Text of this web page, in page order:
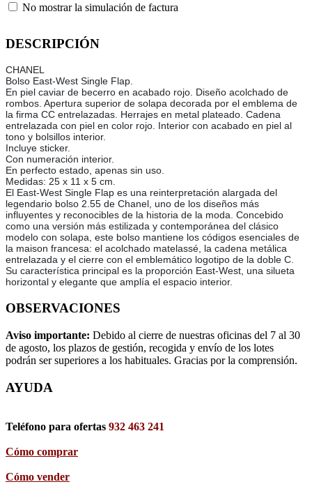
No mostrar la simulación de factura
DESCRIPCIÓN
CHANEL
Bolso East-West Single Flap.
En piel caviar de becerro en acabado rojo. Diseño acolchado de
rombos. Apertura superior de solapa decorada por el emblema de
la firma CC entrelazadas. Herrajes en metal plateado. Cadena
entrelazada con piel en color rojo. Interior con acabado en piel al
tono y bolsillos interior.
Incluye sticker.
Con numeración interior.
En perfecto estado, apenas sin uso.
Medidas: 25 x 11 x 5 cm.
El East-West Single Flap es una reinterpretación alargada del
legendario bolso 2.55 de Chanel, uno de los diseños más
influyentes y reconocibles de la historia de la moda. Concebido
como una versión más estilizada y contemporánea del clásico
modelo con solapa, este bolso mantiene los códigos esenciales de
la maison francesa: el acolchado matelassé, la cadena metálica
entrelazada y el cierre con el emblemático logotipo de la doble C.
Su característica principal es la proporción East-West, una silueta
horizontal y elegante que amplía el espacio interior.
OBSERVACIONES
Aviso importante: Debido al cierre de nuestras oficinas del 7 al 30
de agosto, los plazos de gestión, recogida y envío de los lotes
podrán ser superiores a los habituales. Gracias por la comprensión.
AYUDA
Teléfono para ofertas 932 463 241
Cómo comprar
Cómo vender